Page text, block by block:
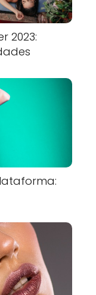
2023: